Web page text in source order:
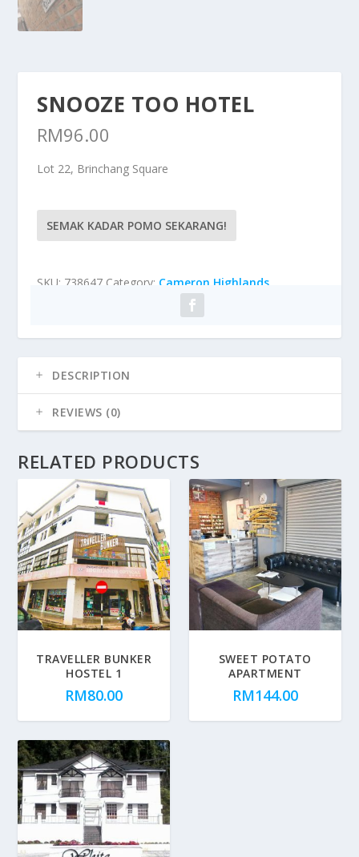
SNOOZE TOO HOTEL
RM96.00
Lot 22, Brinchang Square
SEMAK KADAR POMO SEKARANG!
SKU: 738647 Category: Cameron Highlands
DESCRIPTION
REVIEWS (0)
RELATED PRODUCTS
TRAVELLER BUNKER
HOSTEL 1
RM80.00
SWEET POTATO
APARTMENT
RM144.00